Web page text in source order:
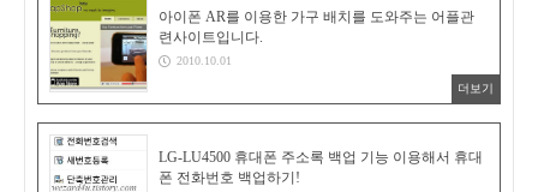
아이폰 AR를 이용한 가구 배치를 도와주는 어플관
련사이트입니다.
2010.10.01
더보기
LG-LU4500 휴대폰 주소록 백업 기능 이용해서 휴대
폰 전화번호 백업하기!